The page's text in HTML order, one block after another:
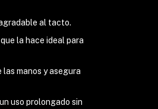
al tacto.
la hace ideal para
manos y asegura
uso prolongado sin